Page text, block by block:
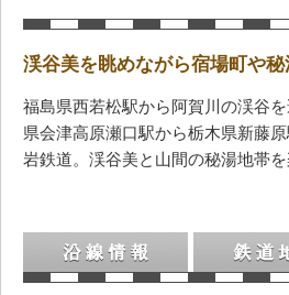
渓谷美を眺めながら宿場町や秘
福島県西若松駅から阿賀川の渓谷
県会津高原瀬口駅から栃木県新藤
岩鉄道。渓谷美と山間の秘湯地帯を
沿線情報 鉄道地図